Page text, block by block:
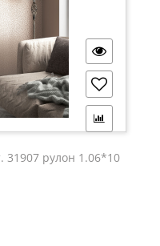
рулон 1.06*10